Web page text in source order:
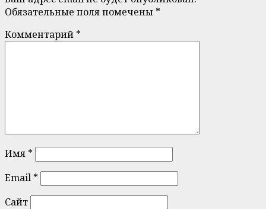
Обязательные поля помечены *
Комментарий *
Имя *
Email *
Сайт